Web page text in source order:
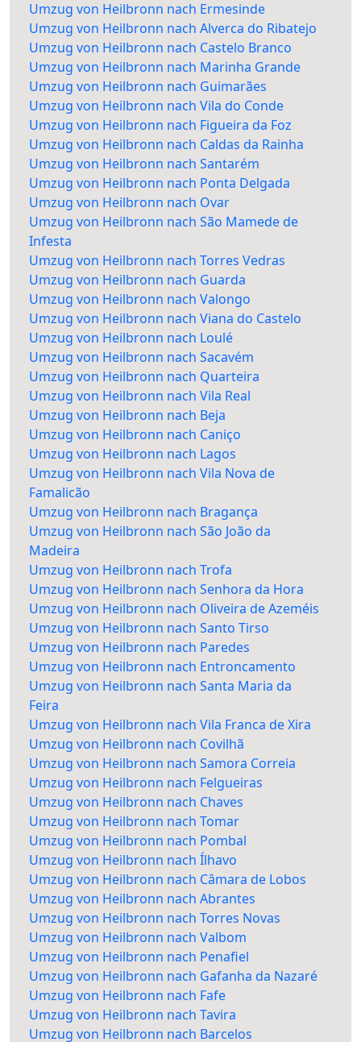
Umzug von Heilbronn nach Ermesinde
Umzug von Heilbronn nach Alverca do Ribatejo
Umzug von Heilbronn nach Castelo Branco
Umzug von Heilbronn nach Marinha Grande
Umzug von Heilbronn nach Guimarães
Umzug von Heilbronn nach Vila do Conde
Umzug von Heilbronn nach Figueira da Foz
Umzug von Heilbronn nach Caldas da Rainha
Umzug von Heilbronn nach Santarém
Umzug von Heilbronn nach Ponta Delgada
Umzug von Heilbronn nach Ovar
Umzug von Heilbronn nach São Mamede de
Infesta
Umzug von Heilbronn nach Torres Vedras
Umzug von Heilbronn nach Guarda
Umzug von Heilbronn nach Valongo
Umzug von Heilbronn nach Viana do Castelo
Umzug von Heilbronn nach Loulé
Umzug von Heilbronn nach Sacavém
Umzug von Heilbronn nach Quarteira
Umzug von Heilbronn nach Vila Real
Umzug von Heilbronn nach Beja
Umzug von Heilbronn nach Caniço
Umzug von Heilbronn nach Lagos
Umzug von Heilbronn nach Vila Nova de
Famalicão
Umzug von Heilbronn nach Bragança
Umzug von Heilbronn nach São João da
Madeira
Umzug von Heilbronn nach Trofa
Umzug von Heilbronn nach Senhora da Hora
Umzug von Heilbronn nach Oliveira de Azeméis
Umzug von Heilbronn nach Santo Tirso
Umzug von Heilbronn nach Paredes
Umzug von Heilbronn nach Entroncamento
Umzug von Heilbronn nach Santa Maria da
Feira
Umzug von Heilbronn nach Vila Franca de Xira
Umzug von Heilbronn nach Covilhã
Umzug von Heilbronn nach Samora Correia
Umzug von Heilbronn nach Felgueiras
Umzug von Heilbronn nach Chaves
Umzug von Heilbronn nach Tomar
Umzug von Heilbronn nach Pombal
Umzug von Heilbronn nach Ílhavo
Umzug von Heilbronn nach Câmara de Lobos
Umzug von Heilbronn nach Abrantes
Umzug von Heilbronn nach Torres Novas
Umzug von Heilbronn nach Valbom
Umzug von Heilbronn nach Penafiel
Umzug von Heilbronn nach Gafanha da Nazaré
Umzug von Heilbronn nach Fafe
Umzug von Heilbronn nach Tavira
Umzug von Heilbronn nach Barcelos